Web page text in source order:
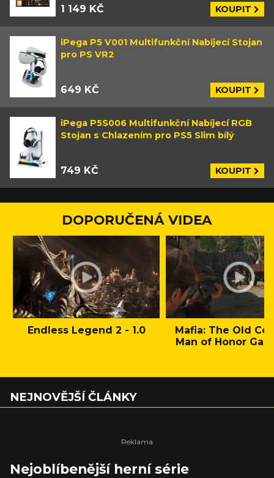
1 149 KČ KOUPIT
iPega P5 V001 Multifunkční Nabíjecí Stojan
pro PS VR2
649 KČ KOUPIT
iPega P5S006 Multifunkční Nabíjecí RGB
Stojan s Chlazením pro PS5 Slim bílý
749 KČ KOUPIT
DOPORUČENÁ VIDEA
Endless Legend 2 - 1.0
Mafia: The Old
Man of Honor
NEJNOVĚJŠÍ ČLÁNKY
Nejoblíbenější herní série